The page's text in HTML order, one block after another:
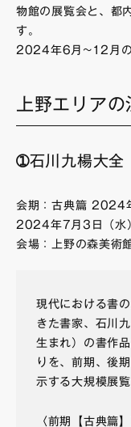
物館の展覧会と、都
す。
2024年6月~12月の
上野エリア
➀石川九楊大全
会期：古典篇 2024
2024年7月3日（水
会場：上野の森美術
現代における書
きた書家、石川
生まれ）の書作
りを、前期、後
示する大規模展覧
〈前期【古典篇